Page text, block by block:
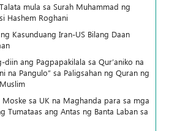
mula sa Surah Muhammad ng
Hashem Roghani
Kasunduang Iran-US Bilang Daan
diin ang Pagpapakilala sa Qur’aniko na
na Pangulo” sa Paligsahan ng Quran ng
Moske sa UK na Maghanda para sa mga
Tumataas ang Antas ng Banta Laban sa